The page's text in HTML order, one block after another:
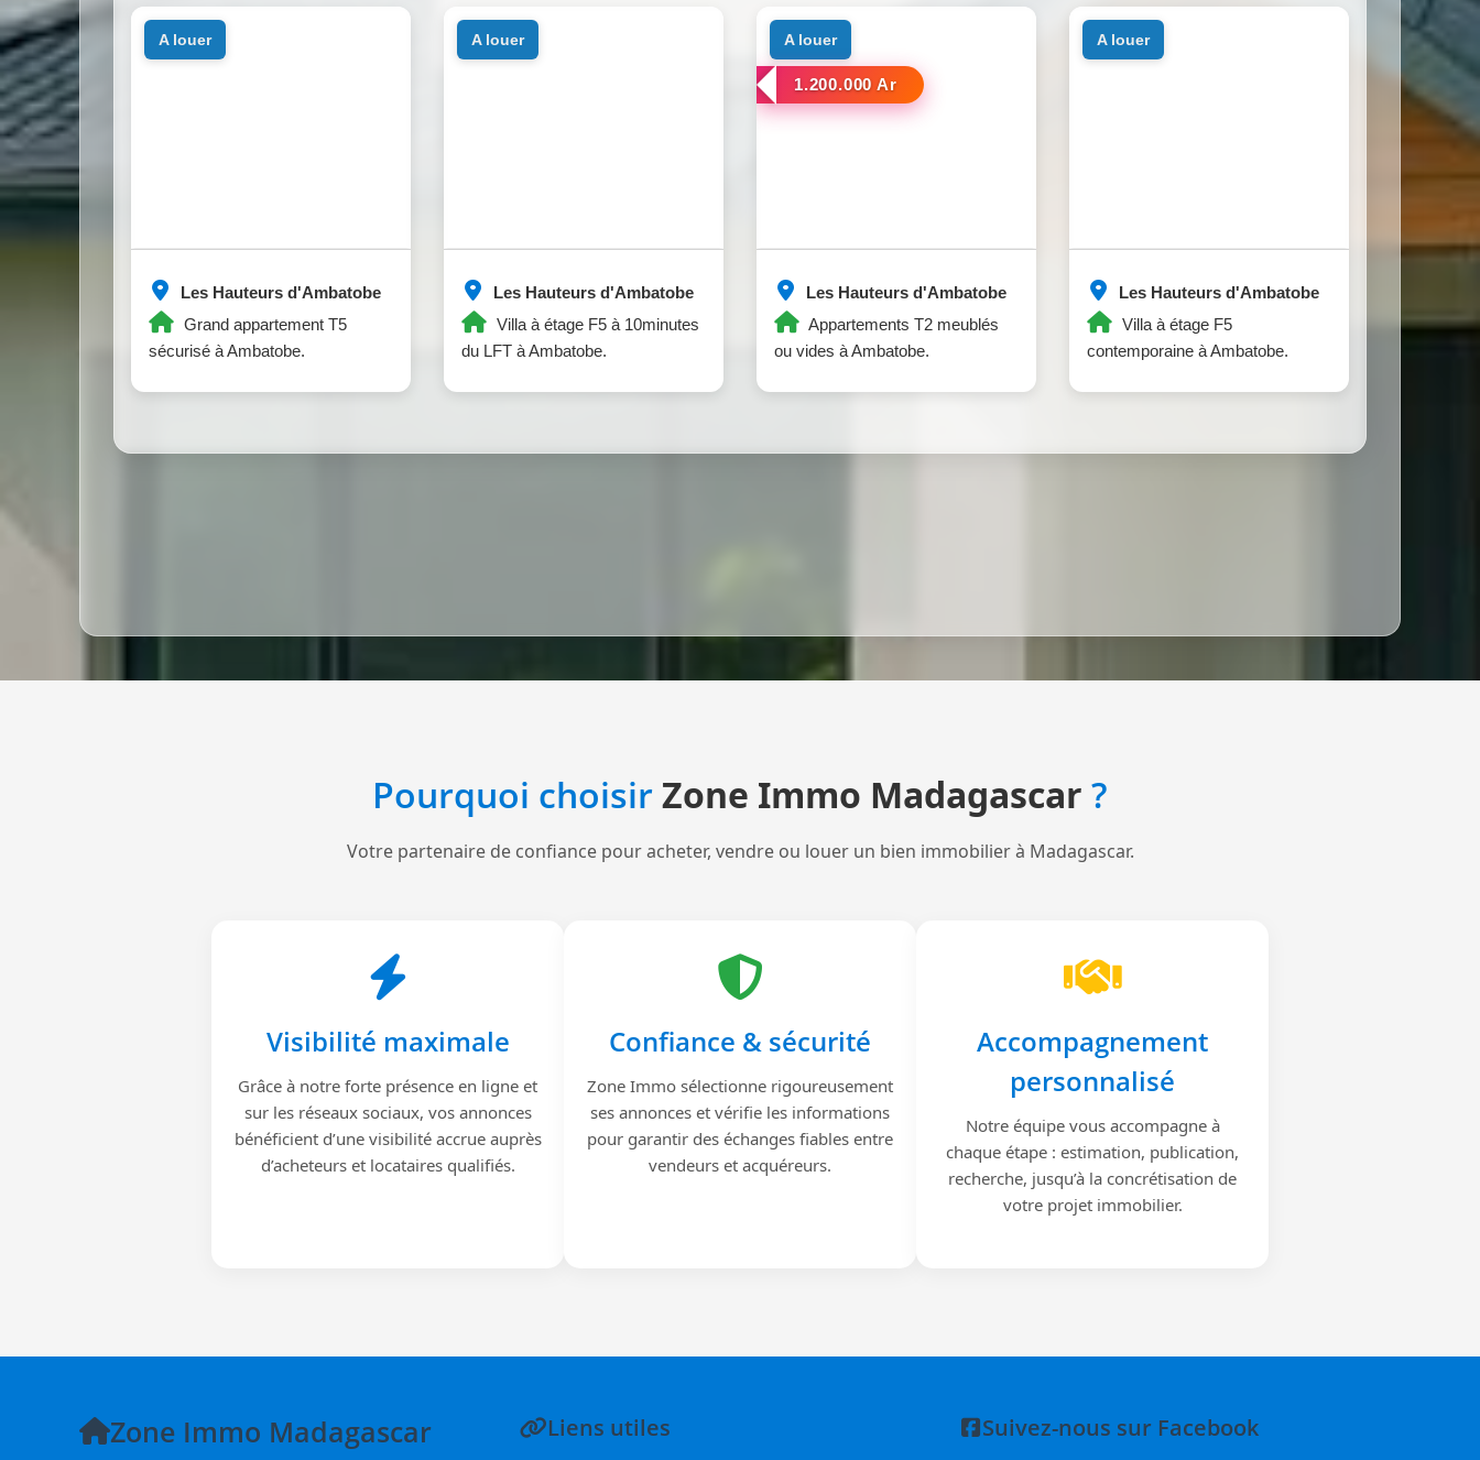
Les Hauteurs d'Ambatobe
Grand appartement T5
sécurisé à Ambatobe.
a louer
Les Hauteurs d'Ambatobe
Villa à étage F5 à 10minutes
du LFT à Ambatobe.
a louer
Les Hauteurs d'Ambatobe
Appartements T2 meublés
ou vides à Ambatobe.
a louer
1.200.000 Ar
Les Hauteurs d'Ambatobe
Villa à étage F5
contemporaine à Ambatobe.
a louer
Pourquoi choisirZone Immo Madagascar ?
Votre partenaire de confiance pour acheter, vendre ou louer un bien immobilier à Madagascar.
Visibilité maximale
Grâce à notre forte présence en ligne et
sur les réseaux sociaux, vos annonces
bénéficient d’une visibilité accrue auprès
d’acheteurs et locataires qualifiés.
Confiance & sécurité
Zone Immo sélectionne rigoureusement
ses annonces et vérifie les informations
pour garantir des échanges fiables entre
vendeurs et acquéreurs.
Accompagnement
personnalisé
Notre équipe vous accompagne à
chaque étape : estimation, publication,
recherche, jusqu’à la concrétisation de
votre projet immobilier.
Zone Immo Madagascar Liens utiles Suivez-nous sur Facebook